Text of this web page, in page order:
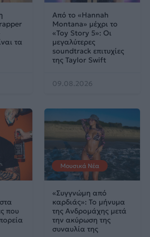
τα
Από το «Hannah
Montana» μέχρι το
«Toy Story 5»: Οι
μεγαλύτερες
soundtrack επιτυχίες
της Taylor Swift
09.08.2026
που
Μουσικά Νέα
«Συγγνώμη από
καρδιάς»: Το μήνυμα
της Ανδρομάχης μετά
την ακύρωση της
συναυλία της